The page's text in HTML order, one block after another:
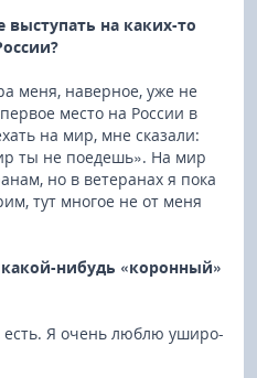
на каких-то
меня, наверное, уже не
место на России в
на мир, мне сказали:
ты не поедешь». На мир
но в ветеранах я пока
тут многое не от меня
какой-нибудь «коронный»
есть. Я очень люблю уширо-